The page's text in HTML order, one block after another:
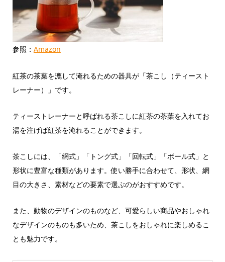
参照： Amazon
紅茶の茶葉を漉して淹れるための器具が「茶こし（ティースト
レーナー）」です。
ティーストレーナーと呼ばれる茶こしに紅茶の茶葉を入れてお
湯を注げば紅茶を淹れることができます。
茶こしには、「網式」「トング式」「回転式」「ボール式」と
形状に豊富な種類があります。使い勝手に合わせて、形状、網
目の大きさ、素材などの要素で選ぶのがおすすめです。
また、動物のデザインのものなど、可愛らしい商品やおしゃれ
なデザインのものも多いため、茶こしをおしゃれに楽しめるこ
とも魅力です。